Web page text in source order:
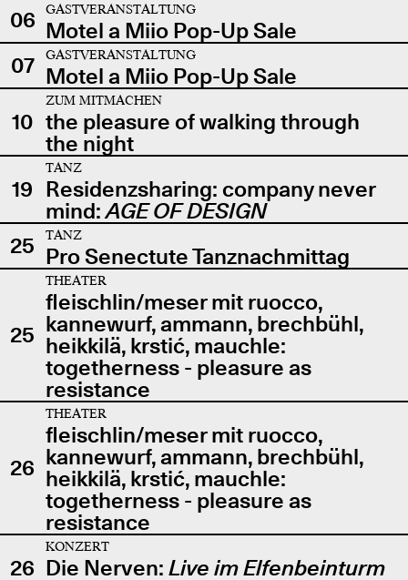
06
GASTVERANSTALTUNG
Motel a Miio Pop-Up Sale
07
GASTVERANSTALTUNG
Motel a Miio Pop-Up Sale
10
ZUM MITMACHEN
the pleasure of walking through
the night
19
TANZ
Residenzsharing: company never
mind:AGE OF DESIGN
25
TANZ
Pro Senectute Tanznachmittag
25
THEATER
fleischlin/meser mit ruocco,
kannewurf, ammann, brechbühl,
heikkilä, krstić, mauchle:
togetherness - pleasure as
resistance
26
THEATER
fleischlin/meser mit ruocco,
kannewurf, ammann, brechbühl,
heikkilä, krstić, mauchle:
togetherness - pleasure as
resistance
26
KONZERT
Die Nerven: Live im Elfenbeinturm